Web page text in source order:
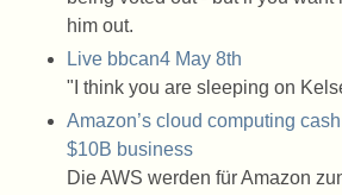
him out.
Live bbcan4 May 8th
"I think you are sleeping on
Amazon’s cloud computing
$10B business
Die AWS werden für Amazon